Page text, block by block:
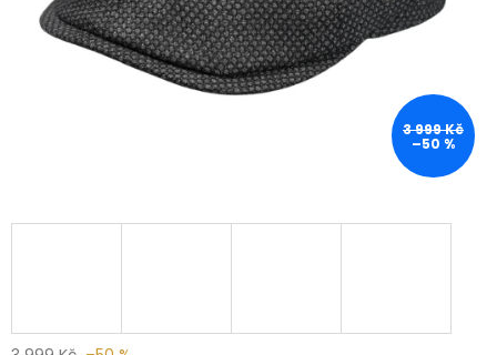
3 999 Kč
–50 %